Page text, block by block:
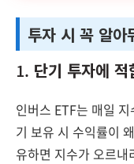
투자 시 꼭 알아
1. 단기 투자에 적
인버스 ETF는 매일
기 보유 시 수익률이
유하면 지수가 오르